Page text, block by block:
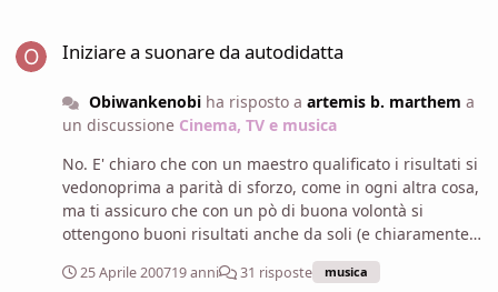
larghe, e quindi che richiedono un maggior sforzo per
all'elettrica raggiungere gli stessi tasti ti sembrerà un
giochetto da ragazzi. In ogni caso, a parte queste
accordi, delle scale e di tutto il resto rimangono
identiche.
Iniziare a suonare da autodidatta
Obiwankenobiha risposto a artemis b. marthem a
un discussione Cinema, TV e musica
No. E' chiaro che con un maestro qualificato i risultati si
vedonoprima a parità di sforzo, come in ogni altra cosa,
ma ti assicuro che con un pò di buona volontà si
ottengono buoni risultati anche da soli (e chiaramente
la velocità con cui si ottengono è direttamente
proporzionale alla volontà impiegata). PS:Un consiglio :
25 Aprile 200719 anni 31 risposte musica